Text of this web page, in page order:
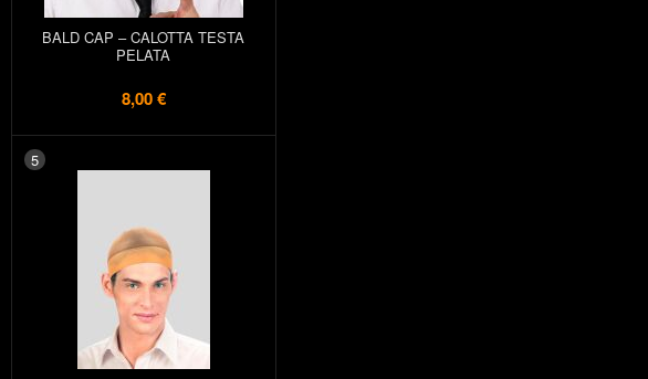
BALD CAP – CALOTTA TESTA
PELATA
8,00 €
5